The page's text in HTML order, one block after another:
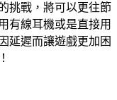
挑戰，將可以更往節
有線耳機或是直接用
延遲而讓遊戲更加困